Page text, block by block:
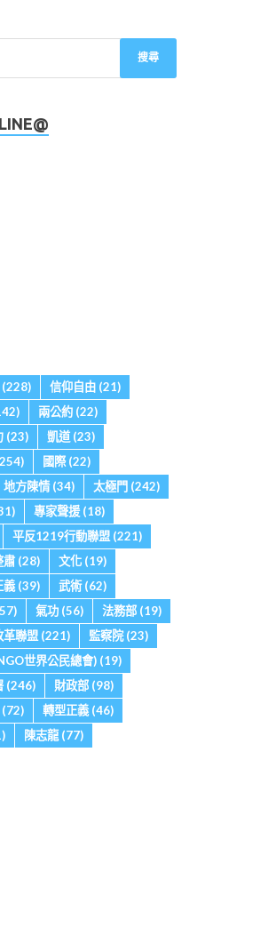
(228) 信仰自由 (21)
兩公約 (22)
(23) 凱道(23)
國際(22)
地方陳情(34) 太極門 (242)
專家聲援(18)
平反1219行動聯盟 (221)
肅 (28) 文化 (19)
義 (39) 武術(62)
氣功 (56) 法務部 (19)
革聯盟 (221) 監察院(23)
世界公民總會) (19)
(246) 財政部 (98)
(72) 轉型正義 (46)
陳志龍(77)